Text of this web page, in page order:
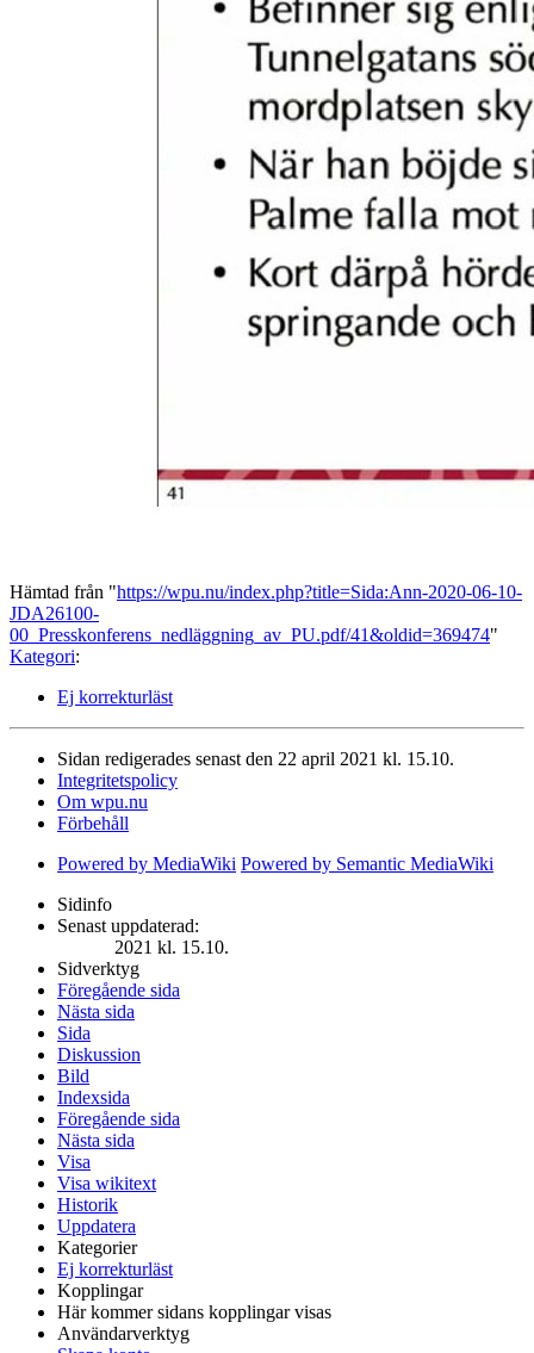
Hämtad från "https://wpu.nu/index.php?title=Sida:Ann-2020-06-10-
JDA26100-
00_Presskonferens_nedläggning_av_PU.pdf/41&oldid=369474"
Kategori:
Ej korrekturläst
Sidan redigerades senast den 22 april 2021 kl. 15.10.
Integritetspolicy
Om wpu.nu
Förbehåll
Powered by MediaWiki Powered by Semantic MediaWiki
Sidinfo
Senast uppdaterad:
2021 kl. 15.10.
Sidverktyg
Föregående sida
Nästa sida
Sida
Diskussion
Bild
Indexsida
Föregående sida
Nästa sida
Visa
Visa wikitext
Historik
Uppdatera
Kategorier
Ej korrekturläst
Kopplingar
Här kommer sidans kopplingar visas
Användarverktyg